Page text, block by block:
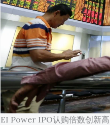
EI Power IPO认购倍数创新